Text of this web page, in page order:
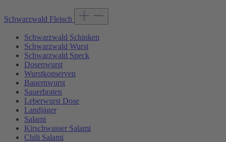
Schwarzwald Fleisch
Schwarzwald Schinken
Schwarzwald Wurst
Schwarzwald Speck
Dosenwurst
Wurstkonserven
Bauernwurst
Sauerbraten
Leberwurst Dose
Landjäger
Salami
Kirschwasser Salami
Chili Salami